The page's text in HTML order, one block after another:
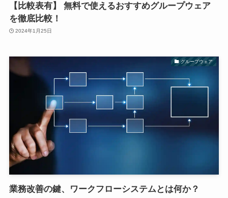
【比較表有】 無料で使えるおすすめグループウェア
を徹底比較！
2024年1月25日
グループウェア
業務改善の鍵、ワークフローシステムとは何か？